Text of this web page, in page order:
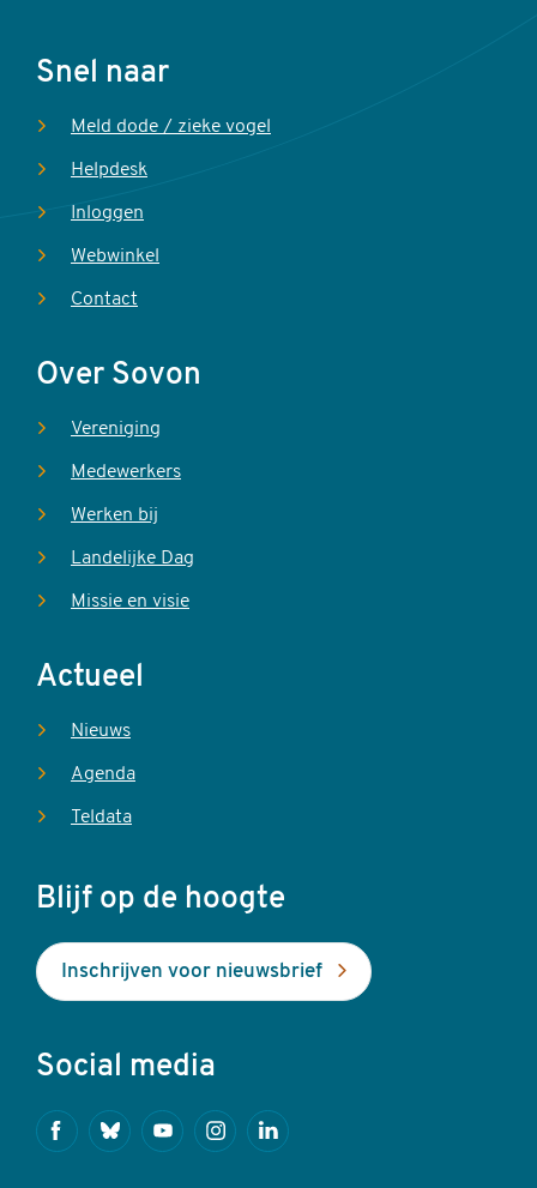
Voet
Snel naar
Meld dode / zieke vogel
Helpdesk
Inloggen
Webwinkel
Contact
Over Sovon
Vereniging
Medewerkers
Werken bij
Landelijke Dag
Missie en visie
Actueel
Nieuws
Agenda
Teldata
Blijf op de hoogte
Inschrijven voor nieuwsbrief
Social media
FacebookBlueskyYoutubeInstagramLinkedin